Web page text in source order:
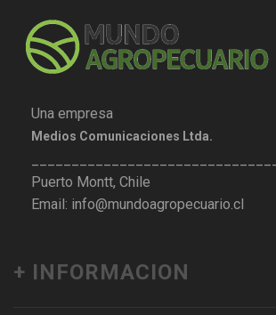
Una empresa
Medios Comunicaciones Ltda.
Puerto Montt, Chile
Email: info@mundoagropecuario.cl
+ INFORMACION